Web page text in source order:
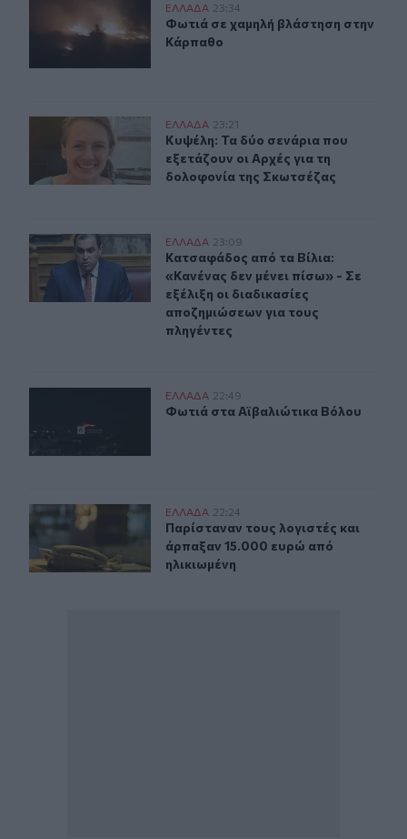
Φωτιά σε χαμηλή βλάστηση στην Κάρπαθο
ΕΛΛAΔΑ 23:34
Φωτιά σε χαμηλή βλάστηση στην
Φωτιά σε χαμηλή βλάστηση στην
Κάρπαθο
Κυψέλη: Τα δύο σενάρια που εξετάζουν οι Αρχές για
ΕΛΛAΔΑ 23:21
Κυψέλη: Τα δύο σενάρια που
Κυψέλη: Τα δύο σενάρια που
εξετάζουν οι Αρχές για τη
δολοφονία της Σκωτσέζας
Kατσαφάδος: «Το μήνυμα είναι ένα και απλό. Κανένας
ΕΛΛAΔΑ 23:09
Κατσαφάδος από τα Βίλια:
Κατσαφάδος από τα Βίλια:
«Κανένας δεν μένει πίσω» - Σε
εξέλιξη οι διαδικασίες
αποζημιώσεων για τους
πληγέντες
Φωτιά στα Αϊβαλιώτικα Βόλου
ΕΛΛAΔΑ 22:49
Φωτιά στα Αϊβαλιώτικα Βόλου
Φωτιά στα Αϊβαλιώτικα Βόλου
Καστοριά: Νέα τηλεφωνική απάτη με λεία 15.000 ευρώ
ΕΛΛAΔΑ 22:24
Παρίσταναν τους λογιστές και
Παρίσταναν τους λογιστές και
άρπαξαν 15.000 ευρώ από
ηλικιωμένη